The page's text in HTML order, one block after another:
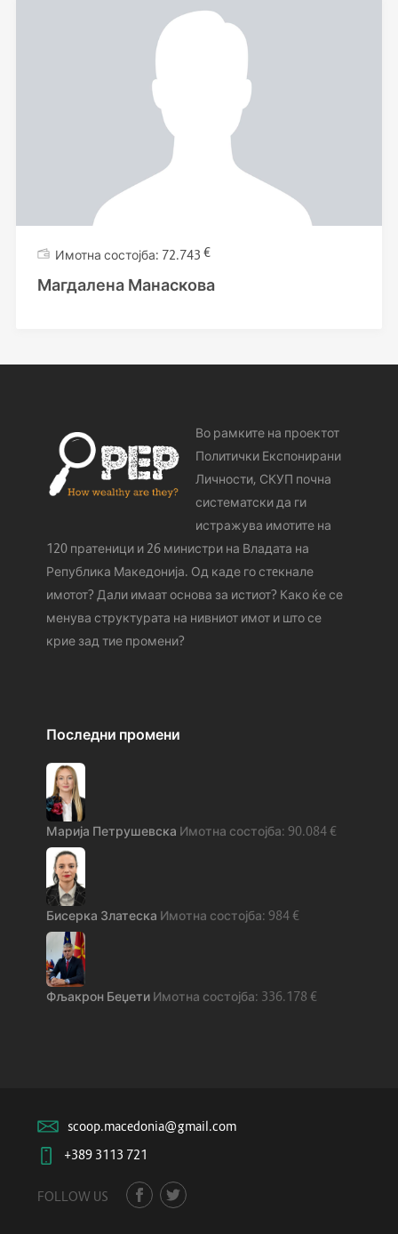
72.743 €
Магдалена Манаскова
Во рамките на проектот
Политички Експонирани
Личности, СКУП почна
систематски да ги
истражува имотите на
120 пратеници и 26 министри на Владата на
Република Македонија. Од каде го стeкнале
имотот? Дали имаат основа за истиот? Како ќе се
менува структурата на нивниот имот и што се
крие зад тие промени?
Последни промени
Марија Петрушевска 90.084€
Бисерка Златеска 984€
Фљакрон Беџети 336.178 €
scoop.macedonia@gmail.com
+389 3113 721
FOLLOW US